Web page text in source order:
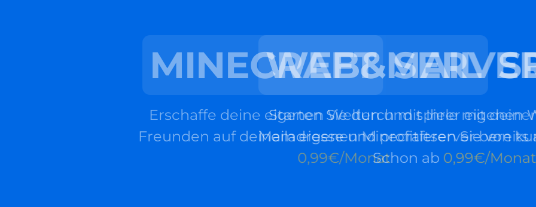
MINECRAFTSERVER
Erschaffe deine eigenen Welten und spiele mit deinen
Freunden auf deinem eigenen Minecraftserver bereits ab
0,99€/Monat
WEB&MAIL
Starten Sie durch mit Ihrer eigenen
Mailadresse und profitieren Sie von kurzen
Schon ab0,99€/Monat